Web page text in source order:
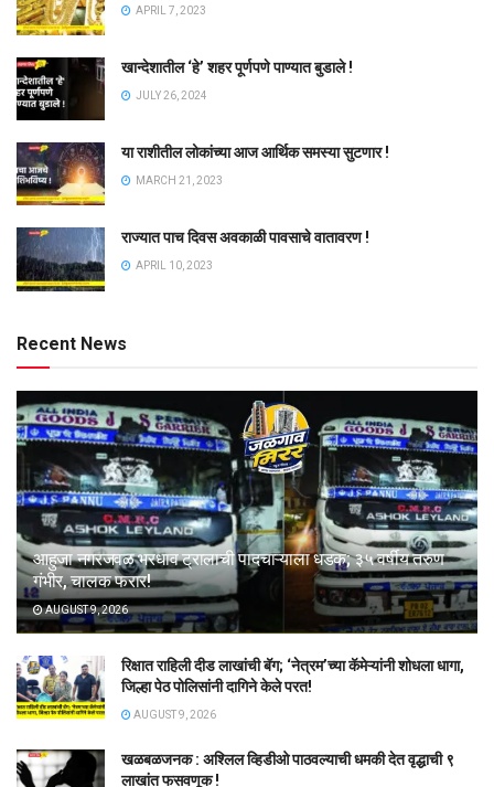
APRIL 7, 2023
खान्देशातील ‘हे’ शहर पूर्णपणे पाण्यात बुडाले !
JULY 26, 2024
या राशीतील लोकांच्या आज आर्थिक समस्या सुटणार !
MARCH 21, 2023
राज्यात पाच दिवस अवकाळी पावसाचे वातावरण !
APRIL 10, 2023
Recent News
आहुजा नगरजवळ भरधाव ट्रालाची पादचाऱ्याला धडक; ३५ वर्षीय तरुण
गंभीर, चालक फरार!
AUGUST 9, 2026
रिक्षात राहिली दीड लाखांची बॅग; ‘नेत्रम’च्या कॅमेऱ्यांनी शोधला धागा,
जिल्हा पेठ पोलिसांनी दागिने केले परत!
AUGUST 9, 2026
खळबळजनक : अश्लिल व्हिडीओ पाठवल्याची धमकी देत वृद्धाची ९
लाखांत फसवणूक !